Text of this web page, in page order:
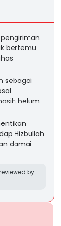
bertemu
sebagai
belum
Hizbullah
damai
by